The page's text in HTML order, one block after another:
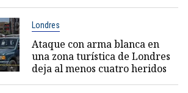
Londres
Ataque con arma blanca en
una zona turística de Londres
deja al menos cuatro heridos